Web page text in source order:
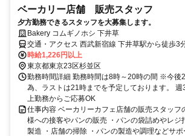
ベーカリー店舗 販売スタッフ
夕方勤務できるスタッフを大募集します。
Bakery コムギノホシ 下井草
交通・アクセス 西武新宿線 下井草駅から徒歩3
時給1,226円以上
東京都東京23区杉並区
勤務時間詳細 勤務時間は8時～20時の間 ※今後
為、ラストは21時までを予定しております。
上勤務からご応募OK
仕事内容 ベーカリーカフェ店舗の販売スタッフ
様への接客やパンの販売 ・パンの袋詰めやレジ
製造 ・店舗の掃除 ・パンの製造や調理などサ